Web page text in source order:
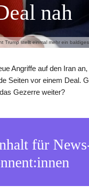
Trump stellt einmal mehr ein
nah
Angriffe auf den Iran
Seiten vor einem Deal.
Gezerre weiter?
für